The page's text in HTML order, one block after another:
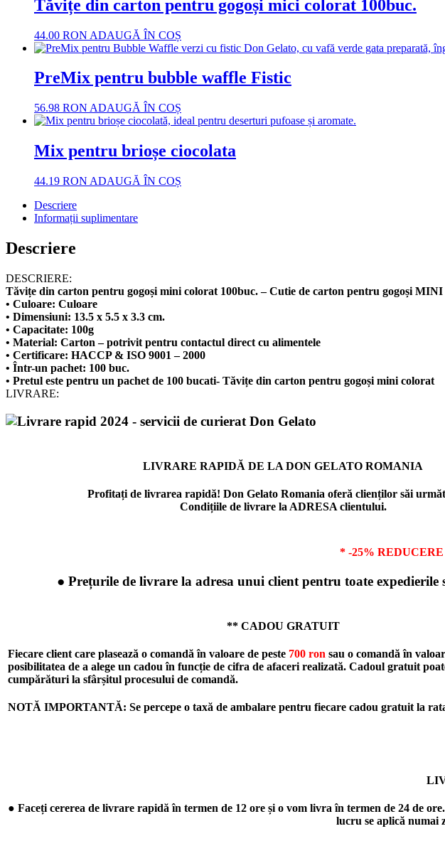
Tăvițe din carton pentru gogoși mici colorat 100buc.
44.00 RON ADAUGĂ ÎN COȘ
PreMix pentru bubble waffle Fistic
56.98 RON ADAUGĂ ÎN COȘ
Mix pentru brioșe ciocolata
44.19 RON ADAUGĂ ÎN COȘ
Descriere
Informații suplimentare
Descriere
DESCRIERE:
Tăvițe din carton pentru gogoși mini colorat 100buc. – Cutie de carton pentru gogoși MINI
• Culoare: Culoare
• Dimensiuni: 13.5 x 5.5 x 3.3 cm.
• Capacitate: 100g
• Material: Carton – potrivit pentru contactul direct cu alimentele
• Certificare: HACCP & ISO 9001 – 2000
• Într-un pachet: 100 buc.
• Pretul este pentru un pachet de 100 bucati- Tăvițe din carton pentru gogoși mini colorat
LIVRARE:
LIVRARE RAPIDĂ DE LA DON GELATO ROMANIA
Profitați de livrarea rapidă! Don Gelato Romania oferă clienților săi
Condițiile de livrare la ADRESA clientului.
* -25%
● Prețurile de livrare la adresa unui client pentru toate
** CADOU GRATUIT
Fiecare client care plasează o comandă în valoare de peste 700 ron sau o comandă în
posibilitatea de a alege un cadou în funcție de cifra de afaceri realizată. Cadoul gratuit
cumpărături la sfârșitul procesului de comandă.
NOTĂ IMPORTANTĂ: Se percepe o taxă de ambalare pentru fiecare cadou gratuit la
● Faceți cererea de livrare rapidă în termen de 12 ore și o vom livra în termen de 24 de
lucru se aplică numai